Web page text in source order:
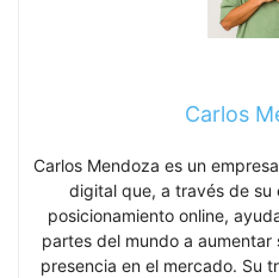
Carlos
Carlos Mendoza es un
digital que, a través de su
posicionamiento online,
partes del mundo a
presencia en el mercado. Su